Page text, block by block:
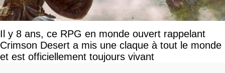
Il y 8 ans, ce RPG en monde ouvert rappelant
Crimson Desert a mis une claque à tout le monde
et est officiellement toujours vivant